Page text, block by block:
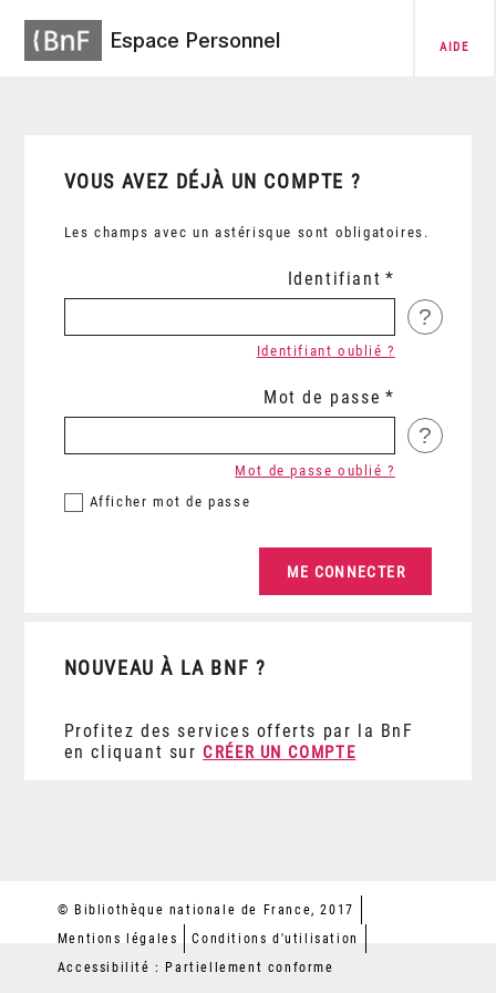
Espace Personnel AIDE
VOUS AVEZ DÉJÀ UN COMPTE ?
Les champs avec un astérisque sont obligatoires.
Identifiant
?
Identifiant oublié ?
Mot de passe
?
Afficher mot de passe
Mot de passe oublié ?
NOUVEAU À LA BNF ?
Profitez des services offerts par la BnF
en cliquant sur CRÉER UN COMPTE
© Bibliothèque nationale de France, 2017
Mentions légales
Conditions d'utilisation
Accessibilité : Partiellement conforme